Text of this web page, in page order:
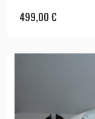
499,00 €